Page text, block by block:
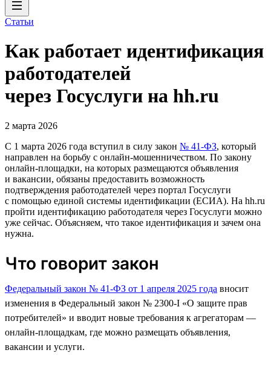
Статьи
Как работает идентификация
работодателей
через Госуслуги на hh.ru
2 марта 2026
С 1 марта 2026 года вступил в силу закон № 41-ФЗ, который
направлен на борьбу с онлайн-мошенничеством. По закону
онлайн-площадки, на которых размещаются объявления
и вакансии, обязаны предоставить возможность
подтверждения работодателей через портал Госуслуги
с помощью единой системы идентификации (ЕСИА). На hh.ru
пройти идентификацию работодателя через Госуслуги можно
уже сейчас. Объясняем, что такое идентификация и зачем она
нужна.
Что говорит закон
Федеральный закон № 41-ФЗ от 1 апреля 2025 года вносит
изменения в Федеральный закон № 2300-I «О защите прав
потребителей» и вводит новые требования к агрегаторам —
онлайн-площадкам, где можно размещать объявления,
вакансии и услуги.